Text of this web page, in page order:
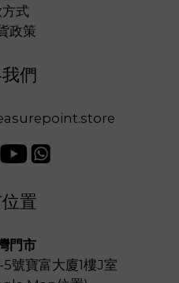
式
政策
們
置
門市
號寶富大廈1樓J室